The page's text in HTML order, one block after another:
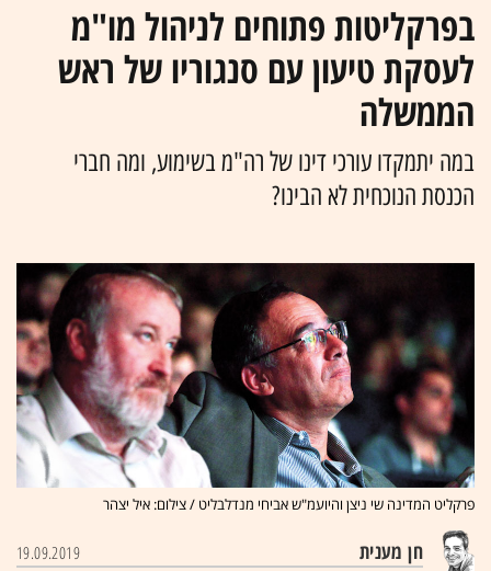
בפרקליטות פתוחים לניהול מו"מ
לעסקת טיעון עם סנגוריו של ראש
הממשלה
במה יתמקדו עורכי דינו של רה"מ בשימוע, ומה חברי
הכנסת הנוכחית לא הבינו?
פרקליט המדינה שי ניצן והיועמ"ש אביחי מנדלבליט / צילום: איל יצהר
חן מענית 19.09.2019